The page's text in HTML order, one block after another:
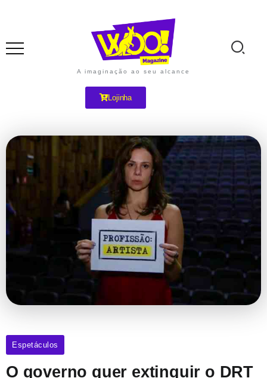
A imaginação ao seu alcance
Lojinha
Espetáculos
O governo quer extinguir o DRT